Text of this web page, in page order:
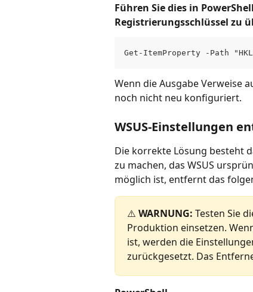
Führen Sie dies in
Registrierungsschlüssel zu
Get-ItemProperty -Path
Wenn die Ausgabe Verweise
noch nicht neu konfiguriert.
WSUS-Einstellungen
Die korrekte Lösung besteht
zu machen, das WSUS
möglich ist, entfernt das
⚠️ WARNUNG: Testen Sie
Produktion einsetzen.
ist, werden die
zurückgesetzt. Das